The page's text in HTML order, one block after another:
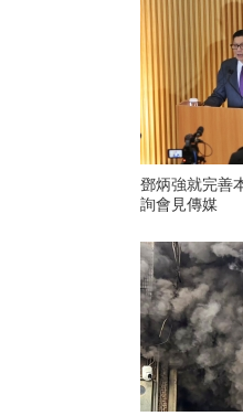
鄧炳強就完善
詢會見傳媒